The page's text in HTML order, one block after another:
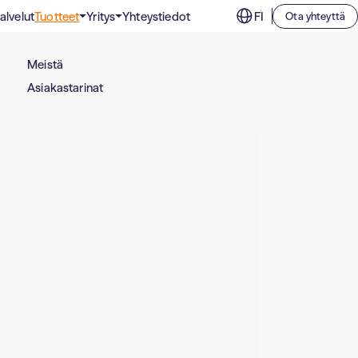
Tuotteet
Suodattimet tiloihin, joissa sisäilmalta vaaditaan
Yritys
Meistä
Asiakastarinat
Yhteystiedot FI Ota yhteyttä